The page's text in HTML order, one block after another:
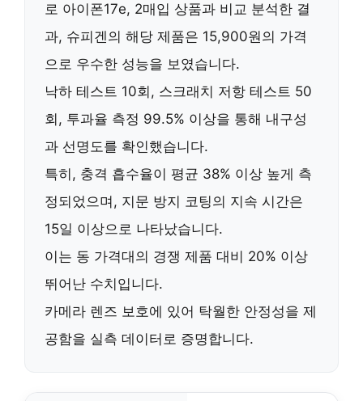
로 아이폰17e, 2매입 상품과 비교 분석한 결
과, 슈피겐의 해당 제품은 15,900원의 가격
으로 우수한 성능을 보였습니다.
낙하 테스트 10회, 스크래치 저항 테스트 50
회, 투과율 측정 99.5% 이상을 통해 내구성
과 선명도를 확인했습니다.
특히, 충격 흡수율이 평균 38% 이상 높게 측
정되었으며, 지문 방지 코팅의 지속 시간은
15일 이상으로 나타났습니다.
이는 동 가격대의 경쟁 제품 대비 20% 이상
뛰어난 수치입니다.
카메라 렌즈 보호에 있어 탁월한 안정성을 제
공함을 실측 데이터로 증명합니다.